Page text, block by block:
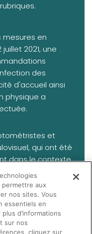
mesures en
2021, une
des
d'accueil ainsi
physique a
et
qui ont été
dans le contexte
de chacun,
et
population en
oculovisuels.
permettre aux
nos sites. Vous
essentiels en
d’informations
sur nos
cliquez sur